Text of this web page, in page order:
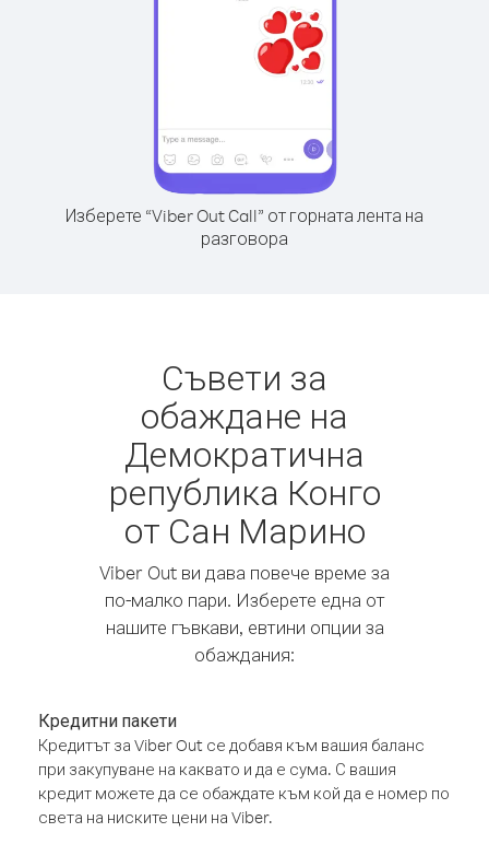
Изберете “Viber Out Call” от горната лента на
разговора
Съвети за
обаждане на
Демократична
република Конго
от Сан Марино
Viber Out ви дава повече време за
по-малко пари. Изберете една от
нашите гъвкави, евтини опции за
обаждания:
Кредитни пакети
Кредитът за Viber Out се добавя към вашия баланс
при закупуване на каквато и да е сума. С вашия
кредит можете да се обаждате към кой да е номер по
света на ниските цени на Viber.